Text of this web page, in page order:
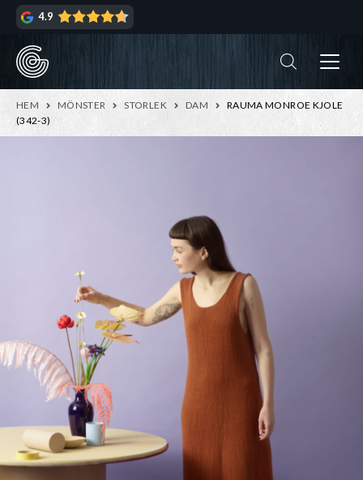
Hoppa
navigering
Hoppa
innehåll
4.9
HEM MÖNSTER STORLEK DAM
RAUMA MONROE KJOLE
(342-3)